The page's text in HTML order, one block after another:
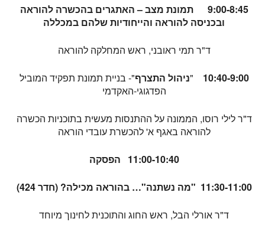
9:00-8:45 תמונת מצב – האתגרים בהכשרה להוראה
ובכניסה להוראה והייחודיות שלהם במכללה
ד"ר תמי ראובני, ראש המחלקה להוראה
10:40-9:00
"ניהול התצרף"- בניית תמונת תפקיד המוביל
הפדגוגי-האקדמי
ד"ר לילי רוסו, הממונה על ההתנסות מעשית בתוכניות הכשרה
להוראה באגף א' להכשרת עובדי הוראה
11:00-10:40 הפסקה
11:30-11:00 "מה נשתנה"… בהוראה מכילה? (חדר 424)
ד"ר אורלי הבל, ראש החוג והתוכנית לחינוך מיוחד